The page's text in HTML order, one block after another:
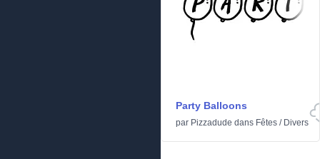
Party Balloons
par Pizzadude dans Fêtes / Divers